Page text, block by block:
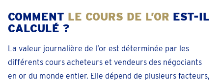
COMMENT LE COURS DE L’OR EST-IL
CALCULÉ ?
La valeur journalière de l’or est déterminée par les
différents cours acheteurs et vendeurs des négociants
en or du monde entier. Elle dépend de plusieurs facteurs,